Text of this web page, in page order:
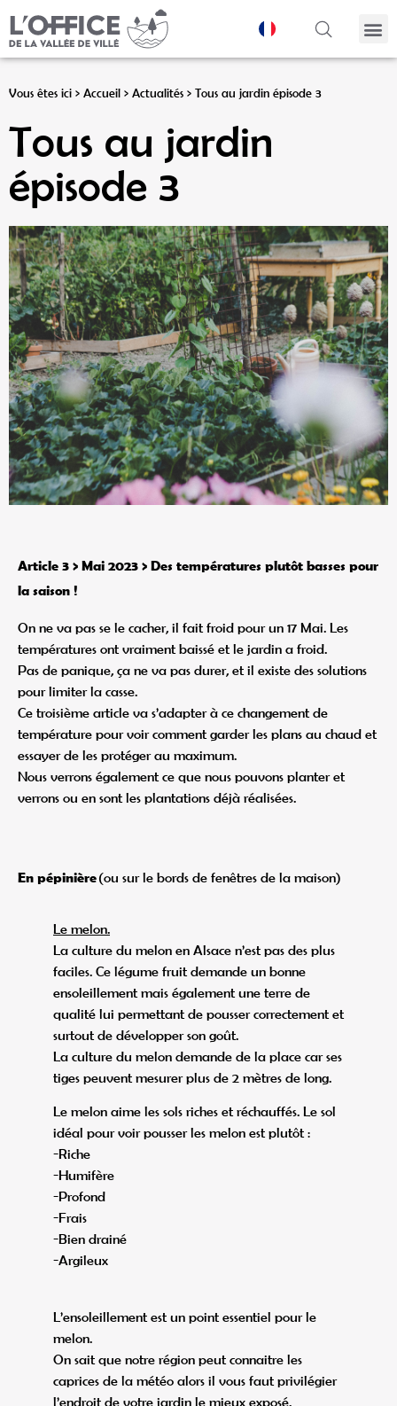
Vous êtes ici > Accueil > Actualités > Tous au jardin épisode 3
Tous au jardin
épisode 3
Article 3 > Mai 2023 > Des températures plutôt basses pour
la saison !
On ne va pas se le cacher, il fait froid pour un 17 Mai. Les
températures ont vraiment baissé et le jardin a froid.
Pas de panique, ça ne va pas durer, et il existe des solutions
pour limiter la casse.
Ce troisième article va s’adapter à ce changement de
température pour voir comment garder les plans au chaud et
essayer de les protéger au maximum.
Nous verrons également ce que nous pouvons planter et
verrons ou en sont les plantations déjà réalisées.
En pépinière(ou sur le bords de fenêtres de la maison)
Le melon.
La culture du melon en Alsace n’est pas des plus
faciles. Ce légume fruit demande un bonne
ensoleillement mais également une terre de
qualité lui permettant de pousser correctement et
surtout de développer son goût.
La culture du melon demande de la place car ses
tiges peuvent mesurer plus de 2 mètres de long.
Le melon aime les sols riches et réchauffés. Le sol
idéal pour voir pousser les melon est plutôt :
-Riche
-Humifère
-Profond
-Frais
-Bien drainé
-Argileux
L’ensoleillement est un point essentiel pour le
melon.
On sait que notre région peut connaitre les
caprices de la météo alors il vous faut privilégier
l’endroit de votre jardin le mieux exposé.
Panneau de gestion des cookies